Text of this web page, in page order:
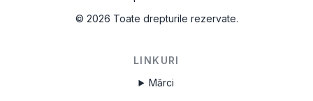
© 2026 Toate drepturile rezervate.
LINKURI
Mărci